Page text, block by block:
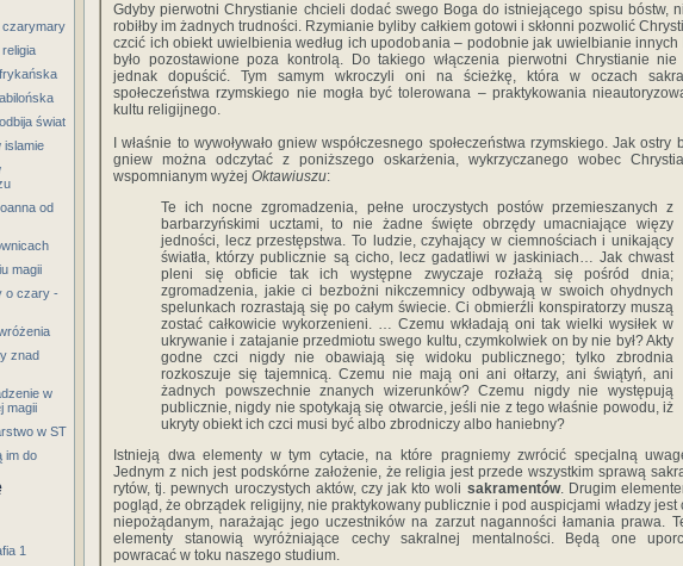
czarymary
religia
świat
islamie
od
magii
o czary -
znad
w
magii
w ST
im do
1
Gdyby pierwotni Chrystianie chcieli dodać swego Boga do istniejącego spisu bóstw,
robiłby im żadnych trudności. Rzymianie byliby całkiem gotowi i skłonni pozwolić
czcić ich obiekt uwielbienia według ich upodobania – podobnie jak uwielbianie innych
było pozostawione poza kontrolą. Do takiego włączenia pierwotni Chrystianie nie
jednak dopuścić. Tym samym wkroczyli oni na ścieżkę, która w oczach
społeczeństwa rzymskiego nie mogła być tolerowana – praktykowania
kultu religijnego.
I właśnie to wywoływało gniew współczesnego społeczeństwa rzymskiego. Jak ostry
gniew można odczytać z poniższego oskarżenia, wykrzyczanego wobec
wspomnianym wyżej Oktawiuszu:
Te ich nocne zgromadzenia, pełne uroczystych postów przemieszanych z
barbarzyńskimi ucztami, to nie żadne święte obrzędy umacniające więzy
jedności, lecz przestępstwa. To ludzie, czyhający w ciemnościach i unikający
światła, którzy publicznie są cicho, lecz gadatliwi w jaskiniach… Jak chwast
pleni się obficie tak ich występne zwyczaje rozłażą się pośród dnia;
zgromadzenia, jakie ci bezbożni nikczemnicy odbywają w swoich ohydnych
spelunkach rozrastają się po całym świecie. Ci obmierźli konspiratorzy muszą
zostać całkowicie wykorzenieni. … Czemu wkładają oni tak wielki wysiłek w
ukrywanie i zatajanie przedmiotu swego kultu, czymkolwiek on by nie był? Akty
godne czci nigdy nie obawiają się widoku publicznego; tylko zbrodnia
rozkoszuje się tajemnicą. Czemu nie mają oni ani ołtarzy, ani świątyń, ani
żadnych powszechnie znanych wizerunków? Czemu nigdy nie występują
publicznie, nigdy nie spotykają się otwarcie, jeśli nie z tego właśnie powodu, iż
ukryty obiekt ich czci musi być albo zbrodniczy albo haniebny?
Istnieją dwa elementy w tym cytacie, na które pragniemy zwrócić specjalną
Jednym z nich jest podskórne założenie, że religia jest przede wszystkim sprawą
rytów, tj. pewnych uroczystych aktów, czy jak kto woli sakramentów. Drugim
pogląd, że obrządek religijny, nie praktykowany publicznie i pod auspicjami władzy jest
niepożądanym, narażając jego uczestników na zarzut naganności łamania prawa.
elementy stanowią wyróżniające cechy sakralnej mentalności. Będą one
powracać w toku naszego studium.